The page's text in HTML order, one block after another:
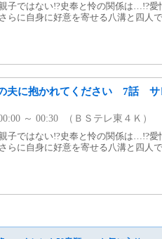
子ではない!?史奉と怜の関係は…!?愛
らに自身に好意を寄せる八溝と四人
夫に抱かれてください 7話 サ
～ 00:30 （ＢＳテレ東４Ｋ）
子ではない!?史奉と怜の関係は…!?愛
らに自身に好意を寄せる八溝と四人